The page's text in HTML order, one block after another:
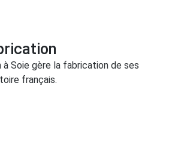
Soie gère la fabrication de ses
français.